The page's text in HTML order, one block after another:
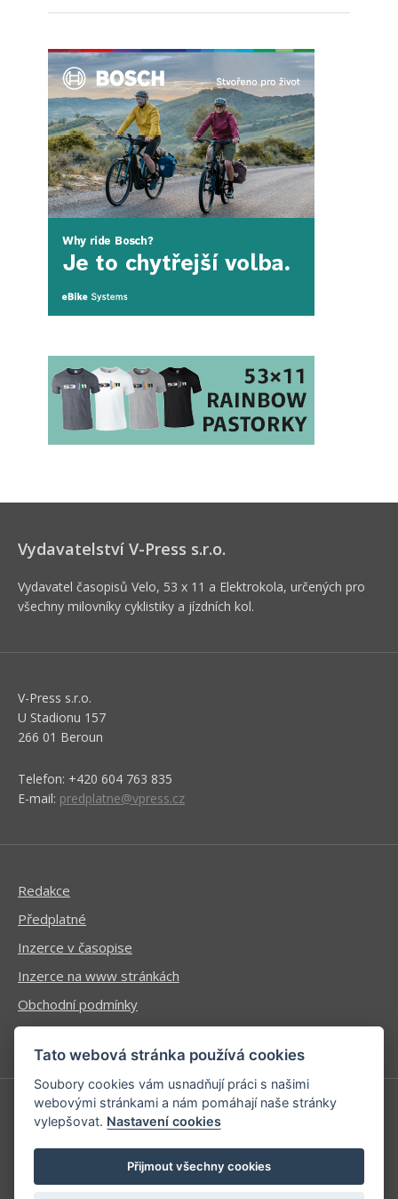
Vydavatelství V-Press s.r.o.
Vydavatel časopisů Velo, 53 x 11 a Elektrokola, určených pro
všechny milovníky cyklistiky a jízdních kol.
V-Press s.r.o.
U Stadionu 157
266 01 Beroun
Telefon: +420 604 763 835
E-mail: predplatne@vpress.cz
Redakce
Předplatné
Inzerce v časopise
Inzerce na www stránkách
Obchodní podmínky
Ochrana osobních údajů
Příhlášení | Registrace
Kontaktní informace
Mapa stránek
Tato webová stránka používá cookies
Soubory cookies vám usnadňují práci s našimi
webovými stránkami a nám pomáhají naše stránky
vylepšovat. Nastavení cookies
Přijmout všechny cookies